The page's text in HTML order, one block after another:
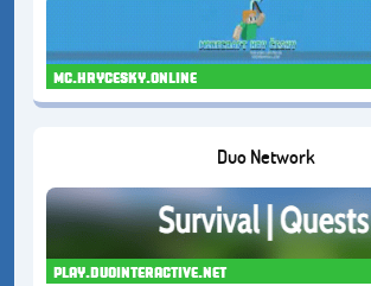
mc.hrycesky.online
Duo Network
play.duointeractive.net